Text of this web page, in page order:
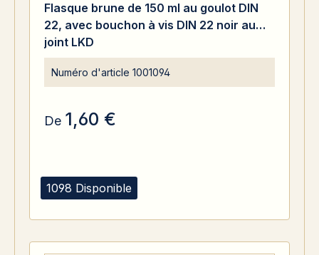
1098 Disponible
Flasque brune de 150 ml au goulot DIN
22, avec bouchon à vis DIN 22 noir au
joint LKD
Numéro d'article 1001094
De 1,60 €